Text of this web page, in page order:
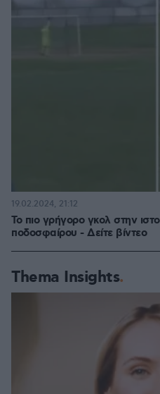
Το πιο γρήγορο γκολ στην
ποδοσφαίρου - Δείτε βίντεο
19.02.2024, 21:12
Thema Insights